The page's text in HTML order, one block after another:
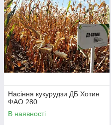
Насіння кукурудзи ДБ Хотин
ФАО 280
В наявності